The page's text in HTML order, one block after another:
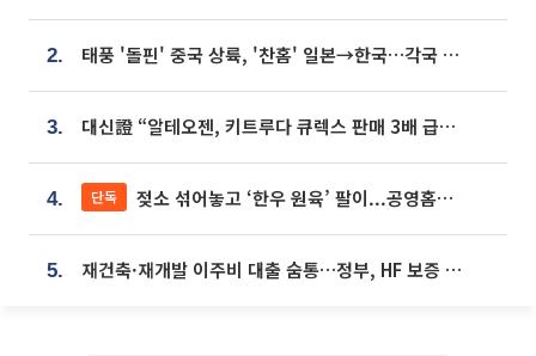
2. 태풍 '돌핀' 중국 상륙, '찬홈' 일본→한국…각국 기상청 예상 경로는?
3. 대신證 “알테오젠, 키트루다 큐렉스 판매 3배 급증…목표가 41만원 상향”
4. 단독 젖소 섞어놓고 ‘한우 원육’ 팔이...공영홈쇼핑 표기·검증 구멍
5. 재건축·재개발 이주비 대출 숨통…정부, HF 보증 신설 추진